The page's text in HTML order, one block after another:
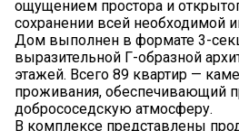
ощущением простора и
сохранении всей необходимой
Дом выполнен в формате 3-
выразительной Г-образной
этажей. Всего 89 квартир —
проживания, обеспечивающий
добрососедскую атмосферу.
В комплексе представлены